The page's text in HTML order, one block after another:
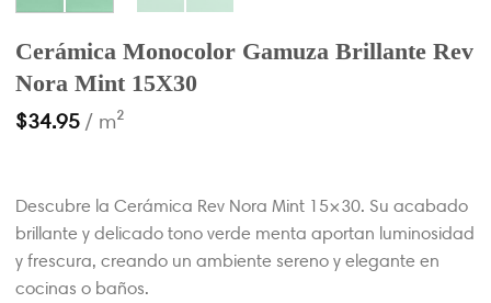
Cerámica Monocolor Gamuza Brillante Rev
Nora Mint 15X30
$34.95 / m²
Descubre la Cerámica Rev Nora Mint 15×30. Su acabado
brillante y delicado tono verde menta aportan luminosidad
y frescura, creando un ambiente sereno y elegante en
cocinas o baños.